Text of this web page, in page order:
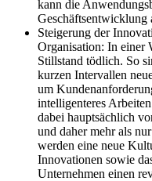
kann die
Geschäftsentwicklung
Steigerung der
Organisation: In einer
Stillstand tödlich. So
kurzen Intervallen
um
intelligenteres
dabei hauptsächlich
und daher mehr als
werden eine neue
Innovationen sowie
Unternehmen einen